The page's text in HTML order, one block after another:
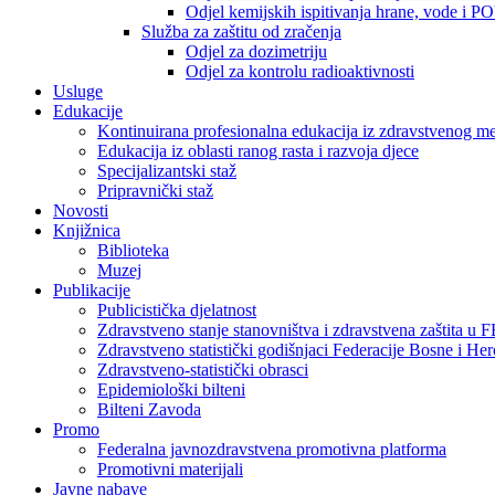
Odjel kemijskih ispitivanja hrane, vode i
Služba za zaštitu od zračenja
Odjel za dozimetriju
Odjel za kontrolu radioaktivnosti
Usluge
Edukacije
Kontinuirana profesionalna edukacija iz zdravstvenog
Edukacija iz oblasti ranog rasta i razvoja djece
Specijalizantski staž
Pripravnički staž
Novosti
Knjižnica
Biblioteka
Muzej
Publikacije
Publicistička djelatnost
Zdravstveno stanje stanovništva i zdravstvena zaštita u
Zdravstveno statistički godišnjaci Federacije Bosne i
Zdravstveno-statistički obrasci
Epidemiološki bilteni
Bilteni Zavoda
Promo
Federalna javnozdravstvena promotivna platforma
Promotivni materijali
Javne nabave